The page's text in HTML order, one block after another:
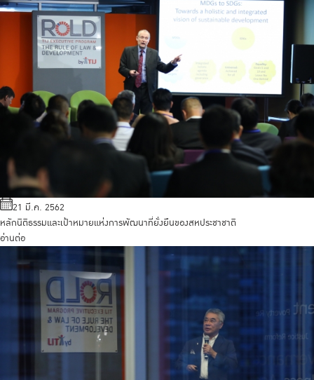
21 มี.ค. 2562
หลักนิติธรรมและเป้าหมายแห่งการพัฒนาที่ยั่งยืนของสหประชาชาติ
อ่านต่อ